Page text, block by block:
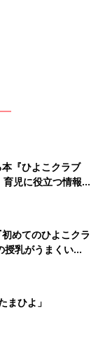
『ひよこクラブ
児に役立つ情報が
めてのひよこクラ
授乳がうまくい
トラブル 解決テ
まひよ」